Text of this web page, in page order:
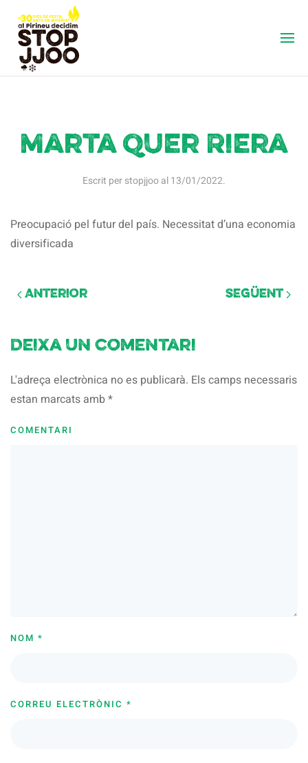
Marta Quer Riera
Escrit perstopjjooal13/01/2022.
Preocupació pel futur del país. Necessitat d’una economia
diversificada
Anterior Següent
Deixa un comentari
L'adreça electrònica no es publicarà. Els camps necessaris
estan marcats amb*
COMENTARI
NOM *
CORREU ELECTRÒNIC *